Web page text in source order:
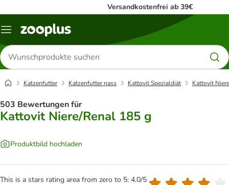
Versandkostenfrei ab 39€
Menü
Produkte
suchen
Katzenfutter Katzenfutter nass Kattovit Spezialdiät Kattovit
503 Bewertungen für
Kattovit Niere/Renal 185 g
Produktbild hochladen
This is a stars rating area from zero to 5: 4.0/5